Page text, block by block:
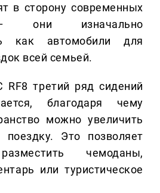
в сторону современных
они изначально
как автомобили для
всей семьей.
RF8 третий ряд сидений
благодаря чему
можно увеличить
поездку. Это позволяет
чемоданы,
или туристическое